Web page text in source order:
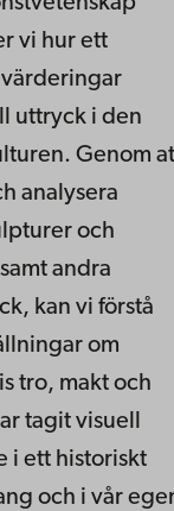
vi hur ett
värderingar
uttryck i den
Genom
analysera
och
andra
kan vi förstå
om
tro, makt och
tagit visuell
i ett historiskt
och i vår